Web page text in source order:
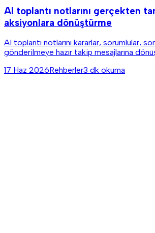
AI toplantı notlarını gerçekten
aksiyonlara dönüştürme
AI toplantı notlarını kararlar, sorumlular,
gönderilmeye hazır takip mesajlarına
17 Haz 2026Rehberler3 dk okuma